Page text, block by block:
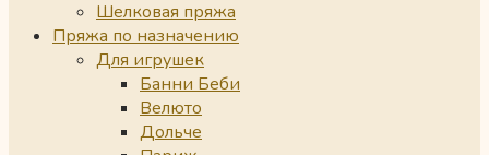
Шелковая пряжа
Пряжа по назначению
Для игрушек
Банни Беби
Велюто
Дольче